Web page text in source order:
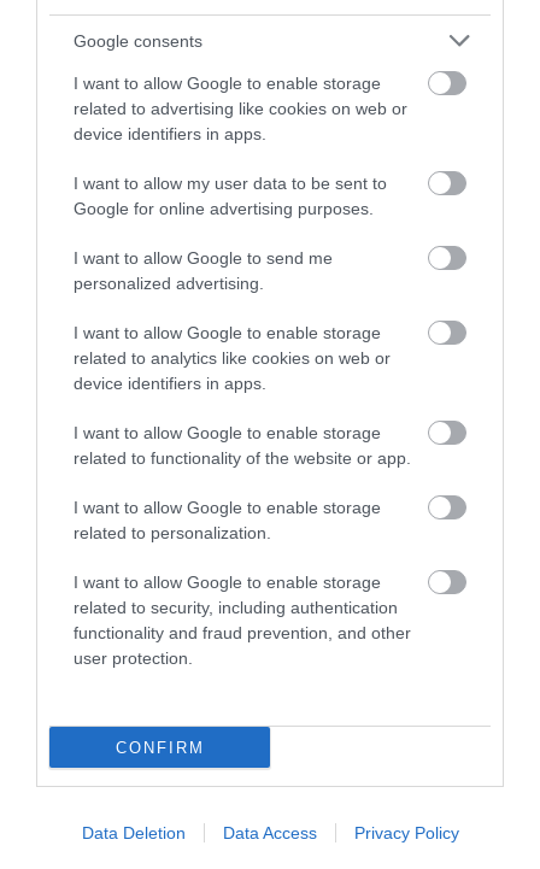
Google consents
I want to allow Google to enable storage
related to advertising like cookies on web or
device identifiers in apps.
I want to allow my user data to be sent to
Google for online advertising purposes.
I want to allow Google to send me
personalized advertising.
I want to allow Google to enable storage
related to analytics like cookies on web or
device identifiers in apps.
I want to allow Google to enable storage
related to functionality of the website or app.
I want to allow Google to enable storage
related to personalization.
I want to allow Google to enable storage
related to security, including authentication
functionality and fraud prevention, and other
user protection.
CONFIRM
Data Deletion Data Access Privacy Policy
FFGroup Πριόνι Σιδήρου
30cm
5,65 €
Helix Κόφτης Μοκέτας
18mm Ινοχ 6 Σε 1
Yato Πριόνι
γυψοσανίδας τριπλής
κοπής 180mm YT-31343
6,50 €
ΑΓΟΡΑ
Yato Πριόνι Ξύλου 25cm
YT-31290
6,55 €
ΑΓΟΡΑ